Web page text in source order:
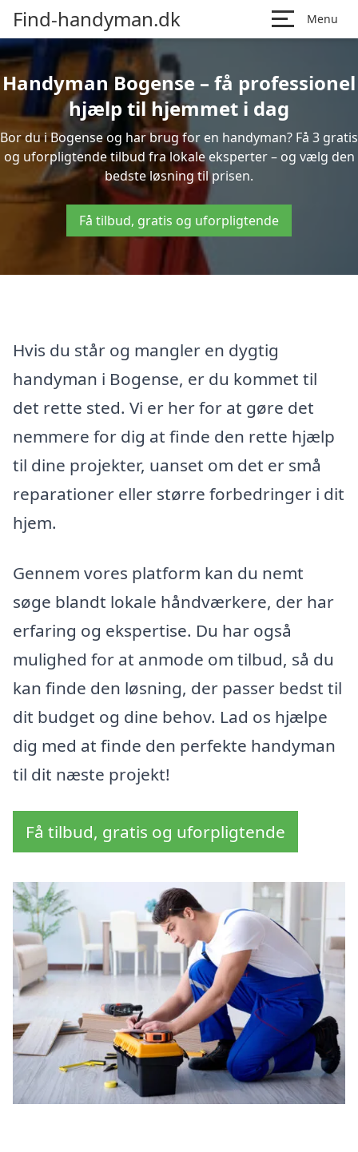
Find-handyman.dk Menu
Handyman Bogense – få professionel
hjælp til hjemmet i dag
Bor du i Bogense og har brug for en handyman? Få 3 gratis
og uforpligtende tilbud fra lokale eksperter – og vælg den
bedste løsning til prisen.
Få tilbud, gratis og uforpligtende
Hvis du står og mangler en dygtig
handyman i Bogense, er du kommet til
det rette sted. Vi er her for at gøre det
nemmere for dig at finde den rette hjælp
til dine projekter, uanset om det er små
reparationer eller større forbedringer i dit
hjem.
Gennem vores platform kan du nemt
søge blandt lokale håndværkere, der har
erfaring og ekspertise. Du har også
mulighed for at anmode om tilbud, så du
kan finde den løsning, der passer bedst til
dit budget og dine behov. Lad os hjælpe
dig med at finde den perfekte handyman
til dit næste projekt!
Få tilbud, gratis og uforpligtende